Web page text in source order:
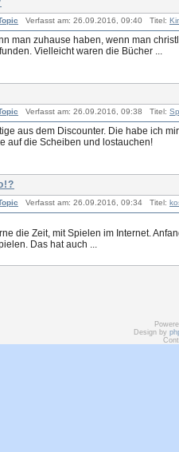
Verfasst am: 26.09.2016, 09:40 Titel:
man zuhause haben, wenn man
Vielleicht waren die Bücher ...
Verfasst am: 26.09.2016, 09:38 Titel:
aus dem Discounter. Die habe ich
auf die Scheiben und lostauchen!
Verfasst am: 26.09.2016, 09:34 Titel:
die Zeit, mit Spielen im Internet.
Das hat auch ...
Design by